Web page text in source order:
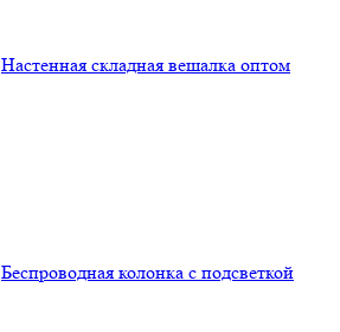
Настенная складная вешалка оптом
Беспроводная колонка с подсветкой